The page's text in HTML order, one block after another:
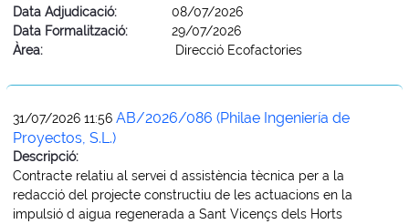
Data Adjudicació:
08/07/2026
Data Formalització:
29/07/2026
Àrea:
Direcció Ecofactories
31/07/2026 11:56 AB/2026/086 (Philae Ingeniería de
Proyectos, S.L.)
Descripció:
Contracte relatiu al servei d assistència tècnica per a la
redacció del projecte constructiu de les actuacions en la
impulsió d aigua regenerada a Sant Vicençs dels Horts